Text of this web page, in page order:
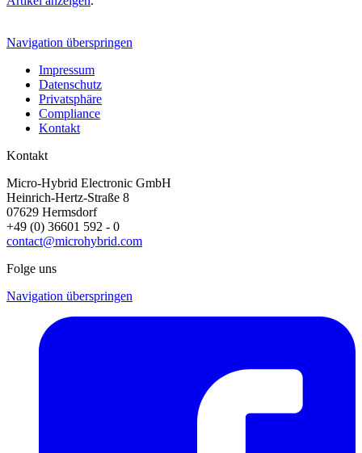
Navigation überspringen
Impressum
Datenschutz
Privatsphäre
Compliance
Kontakt
Kontakt
Micro-Hybrid Electronic GmbH
Heinrich-Hertz-Straße 8
07629 Hermsdorf
+49 (0) 36601 592 - 0
contact@microhybrid.com
Folge uns
Navigation überspringen